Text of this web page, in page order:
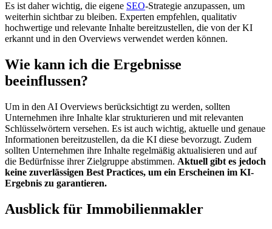
Es ist daher wichtig, die eigene SEO-Strategie anzupassen, um
weiterhin sichtbar zu bleiben. Experten empfehlen, qualitativ
hochwertige und relevante Inhalte bereitzustellen, die von der KI
erkannt und in den Overviews verwendet werden können.
Wie kann ich die Ergebnisse
beeinflussen?
Um in den AI Overviews berücksichtigt zu werden, sollten
Unternehmen ihre Inhalte klar strukturieren und mit relevanten
Schlüsselwörtern versehen. Es ist auch wichtig, aktuelle und genaue
Informationen bereitzustellen, da die KI diese bevorzugt. Zudem
sollten Unternehmen ihre Inhalte regelmäßig aktualisieren und auf
die Bedürfnisse ihrer Zielgruppe abstimmen. ​Aktuell gibt es jedoch
keine zuverlässigen Best Practices, um ein Erscheinen im KI-
Ergebnis zu garantieren.
Ausblick für Immobilienmakler